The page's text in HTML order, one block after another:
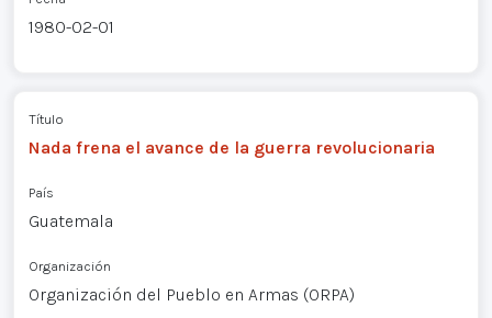
1980-02-01
Título
Nada frena el avance de la guerra revolucionaria
País
Guatemala
Organización
Organización del Pueblo en Armas (ORPA)